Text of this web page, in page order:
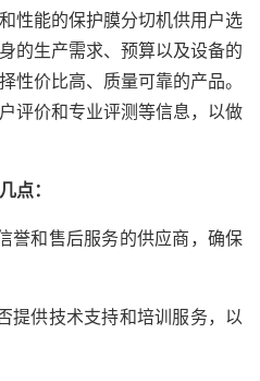
性能的保护膜分切机供用户选
的生产需求、预算以及设备的
性价比高、质量可靠的产品。
评价和专业评测等信息，以做
点：
誉和售后服务的供应商，确保
提供技术支持和培训服务，以